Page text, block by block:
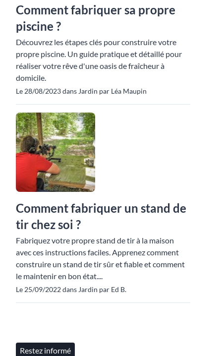
Comment fabriquer sa propre
piscine ?
Découvrez les étapes clés pour construire votre
propre piscine. Un guide pratique et détaillé pour
réaliser votre rêve d'une oasis de fraîcheur à
domicile.
Le 28/08/2023 dans Jardin par Léa Maupin
Comment fabriquer un stand de
tir chez soi ?
Fabriquez votre propre stand de tir à la maison
avec ces instructions faciles. Apprenez comment
construire un stand de tir sûr et fiable et comment
le maintenir en bon état....
Le 25/09/2022 dans Jardin par Ed B.
Restez informé